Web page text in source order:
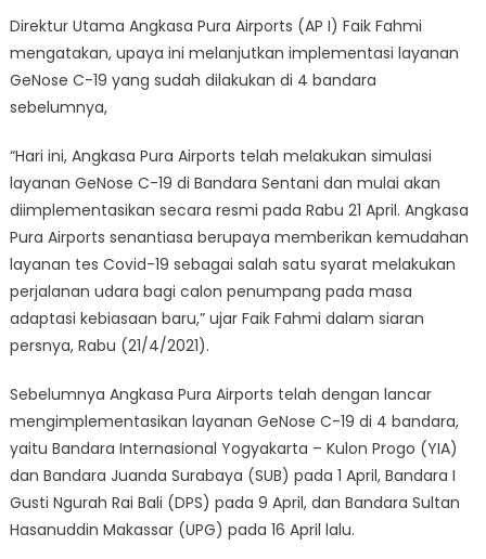
Direktur Utama Angkasa Pura Airports (AP I) Faik Fahmi
mengatakan, upaya ini melanjutkan implementasi layanan
GeNose C-19 yang sudah dilakukan di 4 bandara
sebelumnya,
“Hari ini, Angkasa Pura Airports telah melakukan simulasi
layanan GeNose C-19 di Bandara Sentani dan mulai akan
diimplementasikan secara resmi pada Rabu 21 April. Angkasa
Pura Airports senantiasa berupaya memberikan kemudahan
layanan tes Covid-19 sebagai salah satu syarat melakukan
perjalanan udara bagi calon penumpang pada masa
adaptasi kebiasaan baru,” ujar Faik Fahmi dalam siaran
persnya, Rabu (21/4/2021).
Sebelumnya Angkasa Pura Airports telah dengan lancar
mengimplementasikan layanan GeNose C-19 di 4 bandara,
yaitu Bandara Internasional Yogyakarta – Kulon Progo (YIA)
dan Bandara Juanda Surabaya (SUB) pada 1 April, Bandara I
Gusti Ngurah Rai Bali (DPS) pada 9 April, dan Bandara Sultan
Hasanuddin Makassar (UPG) pada 16 April lalu.